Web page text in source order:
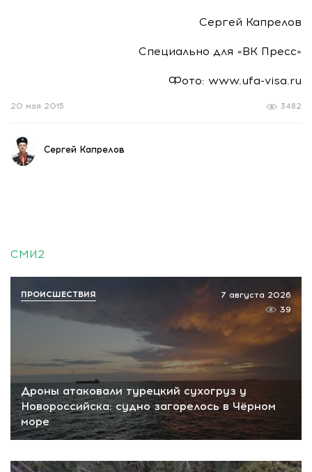
Сергей Капрелов
Специально для «ВК Пресс»
Фото: www.ufa-visa.ru
3482
20 мая 2015
Сергей Капрелов
СМИ2
Дроны атаковали турецкий сухогруз у
Новороссийска: судно загорелось в Чёрном
море
7 августа 2026
39
ПРОИСШЕСТВИЯ